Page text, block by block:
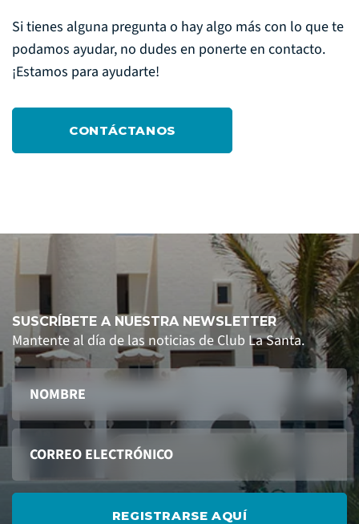
Si tienes alguna pregunta o hay algo más con lo que te
podamos ayudar, no dudes en ponerte en contacto.
¡Estamos para ayudarte!
CONTÁCTANOS
SUSCRÍBETE A NUESTRA NEWSLETTER
Mantente al día de las noticias de Club La Santa.
REGISTRARSE AQUÍ